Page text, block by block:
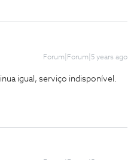
Forum|Forum|5 years ago
igual, serviço indisponível.